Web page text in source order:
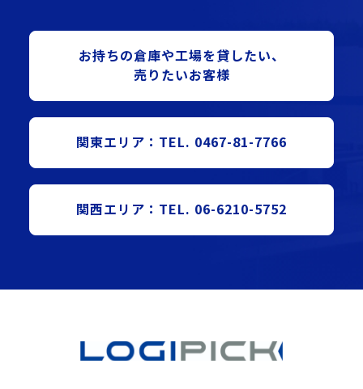
お持ちの倉庫や⼯場を貸したい、
売りたいお客様
関東エリア：TEL. 0467-81-7766
関西エリア：TEL. 06-6210-5752